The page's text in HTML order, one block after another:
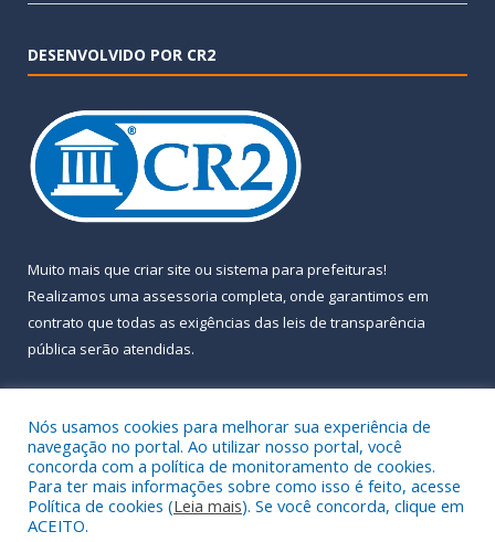
DESENVOLVIDO POR CR2
Muito mais que criar site ou sistema para prefeituras!
Realizamos uma assessoria completa, onde garantimos em
contrato que todas as exigências das leis de transparência
pública serão atendidas.
Todos os direitos reservados a Prefeitura Municipal de Almeirim.
Nós usamos cookies para melhorar sua experiência de
navegação no portal. Ao utilizar nosso portal, você
concorda com a política de monitoramento de cookies.
Para ter mais informações sobre como isso é feito, acesse
Política de cookies (Leia mais). Se você concorda, clique em
ACEITO.